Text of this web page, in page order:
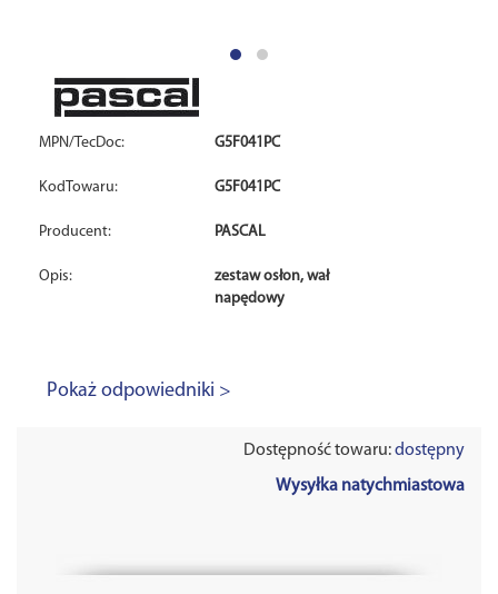
MPN/TecDoc: G5F041PC
KodTowaru: G5F041PC
Producent: PASCAL
Opis:
zestaw osłon, wał
napędowy
Pokaż odpowiedniki >
Dostępność towaru:dostępny
Wysyłka natychmiastowa